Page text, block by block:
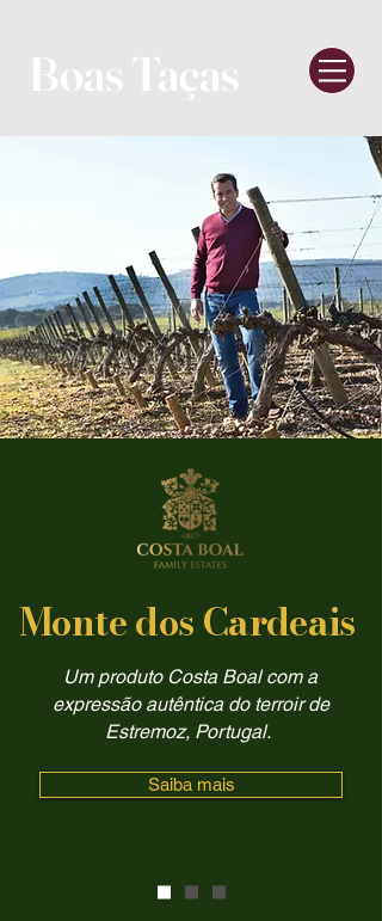
Boas Taças
Monte dos Cardeais
Um produto Costa Boal com a
expressão autêntica do terroir de
Estremoz, Portugal.
Saiba mais